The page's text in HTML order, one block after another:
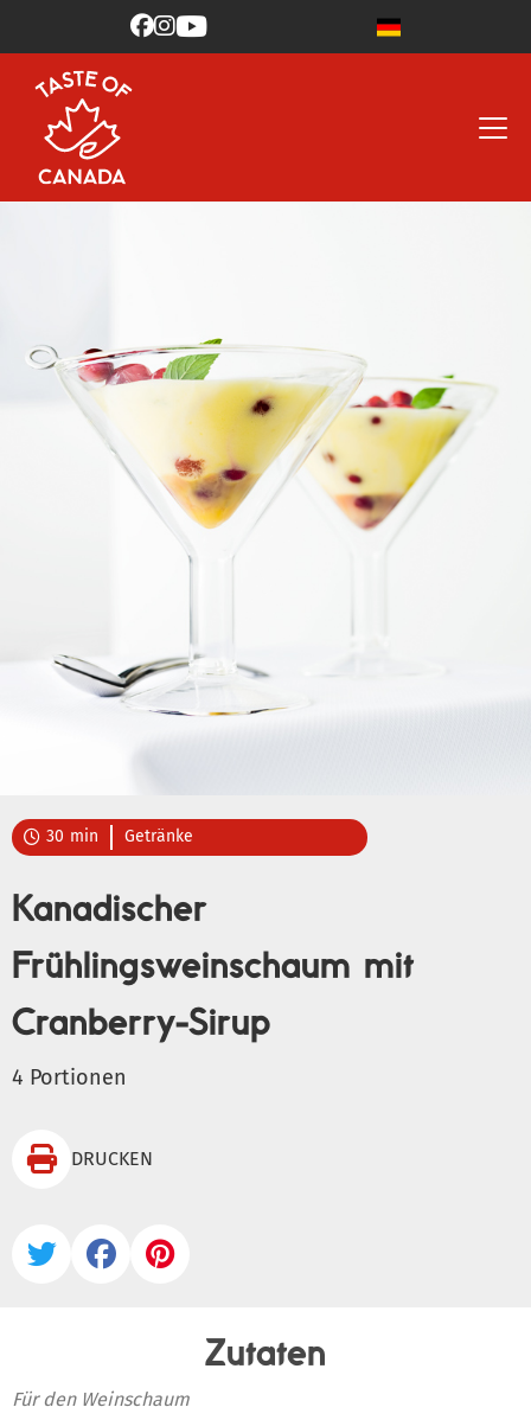

 30 min Getränke
Kanadischer
Frühlingsweinschaum mit
Cranberry-Sirup
4 Portionen
 DRUCKEN
  
Zutaten
Für den Weinschaum